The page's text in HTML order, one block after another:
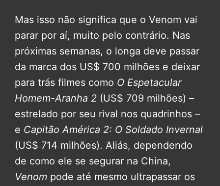
Mas isso não significa que o Venom vai
parar por aí, muito pelo contrário. Nas
próximas semanas, o longa deve passar
da marca dos US$ 700 milhões e deixar
para trás filmes como O Espetacular
Homem-Aranha 2 (US$ 709 milhões) –
estrelado por seu rival nos quadrinhos –
e Capitão América 2: O Soldado Invernal
(US$ 714 milhões). Aliás, dependendo
de como ele se segurar na China,
Venom pode até mesmo ultrapassar os